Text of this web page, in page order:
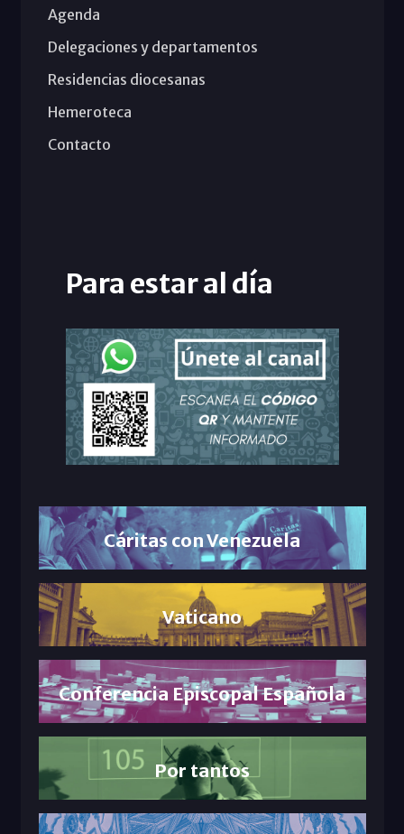
Agenda
Delegaciones y departamentos
Residencias diocesanas
Hemeroteca
Contacto
Para estar al día
Cáritas con Venezuela
Vaticano
Conferencia Episcopal Española
Por tantos